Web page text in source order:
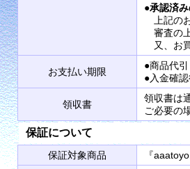
●承認済
上記の
審査の
又、お
お支払い期限
●商品代
●入金確
領収書
領収書は
ご必要の
保証について
保証対象商品 『